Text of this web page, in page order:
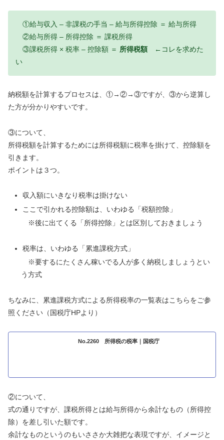
①給与収入 – 非課税の手当 – 給与所得控除 ＝ 給与所得
②給与所得 – 所得控除 ＝ 課税所得
③課税所得 × 税率 – 控除額 ＝ 所得税額 ←コレを求めた
い
納税額を計算するプロセスは、①→②→③ですが、③から逆算し
た方が分かりやすいです。
③について、
所得税額を計算するためには所得税額に税率を掛けて、控除額を
引きます。
ポイントは３つ。
収入額にいきなり税率は掛けない
ここで引かれる控除額は、いわゆる「税額控除」
※後に出てくる「所得控除」とは区別しておきましょう
税率は、いわゆる「累進課税方式」
※要するにたくさん稼いでる人が多く納税しましょうとい
う方式
ちなみに、累進課税方式による所得税率の一覧表はこちらをご参
照ください（国税庁HPより）
No.2260 所得税の税率｜国税庁
②について、
式の通りですが、課税所得とは給与所得から余計なもの（所得控
除）を差し引いた額です。
余計なものというのもいささか大雑把な表現ですが、イメージと